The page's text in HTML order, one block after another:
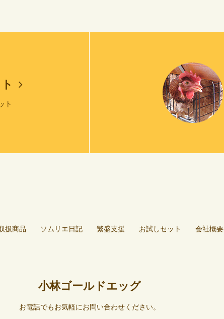
ト
扱商品 ソムリエ日記 繁盛支援 お試しセット 会社概要
小林ゴールドエッグ
お電話でもお気軽にお問い合わせください。